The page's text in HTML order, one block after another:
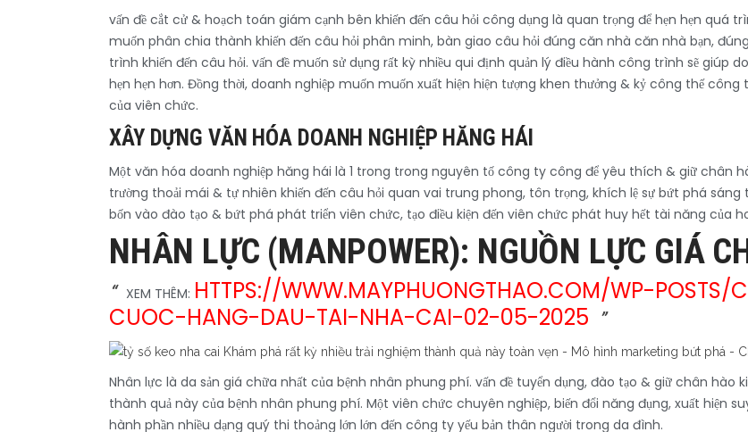
vấn đề cắt cử & hoạch toán giám cạnh bên khiến đến câu hỏi công dụng là quan trọng để hẹn hẹn quá
muốn phân chia thành khiến đến câu hỏi phân minh, bàn giao câu hỏi đúng căn nhà căn nhà bạn,
trình khiến đến câu hỏi. vấn đề muốn sử dụng rất kỳ nhiều qui định quản lý điều hành công trình sẽ giúp
hẹn hẹn hơn. Đồng thời, doanh nghiệp muốn muốn xuất hiện hiện tượng khen thưởng & kỷ công thế
của viên chức.
XÂY DỰNG VĂN HÓA DOANH NGHIỆP HĂNG HÁI
Một văn hóa doanh nghiệp hăng hái là 1 trong trong nguyên tố công ty công để yêu thích & giữ chân
trường thoải mái & tự nhiên khiến đến câu hỏi quan vai trung phong, tôn trọng, khích lệ sự bứt phá
bốn vào đào tạo & bứt phá phát triển viên chức, tạo điều kiện đến viên chức phát huy hết tài năng của
NHÂN LỰC (MANPOWER): NGUỒN LỰC GIÁ
XEM THÊM: HTTPS://WWW.MAYPHUONGTHAO.COM/WP-
CUOC-HANG-DAU-TAI-NHA-CAI-02-05-2025
Nhân lực là da sản giá chữa nhất của bệnh nhân phung phí. vấn đề tuyển dụng, đào tạo & giữ chân hào
thành quả này của bệnh nhân phung phí. Một viên chức chuyên nghiệp, biến đổi năng đụng, xuất hiện
hành phần nhiều dạng quý thi thoảng lớn lớn đến công ty yếu bản thân người trong da đình.